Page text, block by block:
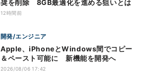
奨を削除 8GB最適化を進める狙いとは
12時間前
開発/エンジニア
Apple、iPhoneとWindows間でコピー
＆ペースト可能に 新機能を開発へ
2026/08/06 17:42